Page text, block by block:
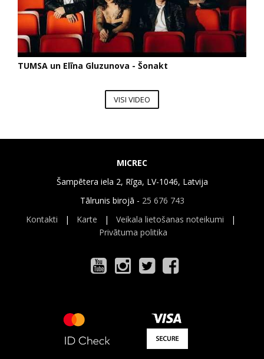
TUMSA un Elīna Gluzunova - Šonakt
VISI VIDEO
MICREC
Šampētera iela 2, Rīga, LV-1046, Latvija
Tālrunis birojā - 25 676 743
Kontakti | Karte | Veikala lietošanas noteikumi |
Privātuma politika